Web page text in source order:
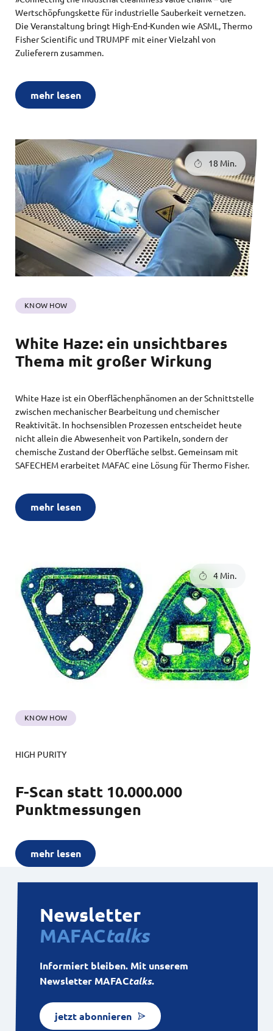
Wertschöpfungskette für industrielle Sauberkeit vernetzen.
Die Veranstaltung bringt High-End-Kunden wie ASML, Thermo
Fisher Scientific und TRUMPF mit einer Vielzahl von
Zulieferern zusammen.
mehr lesen
18 Min.
KNOW HOW
White Haze: ein unsichtbares
Thema mit großer Wirkung
White Haze ist ein Oberflächenphänomen an der Schnittstelle
zwischen mechanischer Bearbeitung und chemischer
Reaktivität. In hochsensiblen Prozessen entscheidet heute
nicht allein die Abwesenheit von Partikeln, sondern der
chemische Zustand der Oberfläche selbst. Gemeinsam mit
SAFECHEM erarbeitet MAFAC eine Lösung für Thermo Fisher.
mehr lesen
4 Min.
KNOW HOW
HIGH PURITY
F-Scan statt 10.000.000
Punktmessungen
mehr lesen
Newsletter
MAFACtalks
Informiert bleiben. Mit unserem
Newsletter MAFACtalks.
jetzt abonnieren